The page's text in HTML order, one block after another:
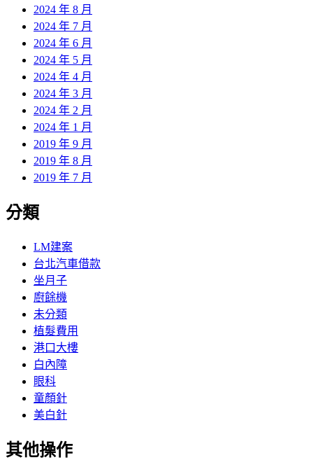
2024 年 8 月
2024 年 7 月
2024 年 6 月
2024 年 5 月
2024 年 4 月
2024 年 3 月
2024 年 2 月
2024 年 1 月
2019 年 9 月
2019 年 8 月
2019 年 7 月
分類
LM建案
台北汽車借款
坐月子
廚餘機
未分類
植髮費用
港口大樓
白內障
眼科
童顏針
美白針
其他操作